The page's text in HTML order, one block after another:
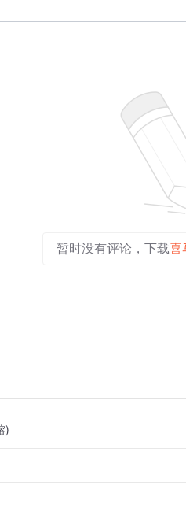
暂时没有评论，下载喜
)